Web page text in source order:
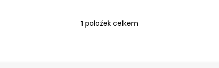
O
á
1 položek celkem